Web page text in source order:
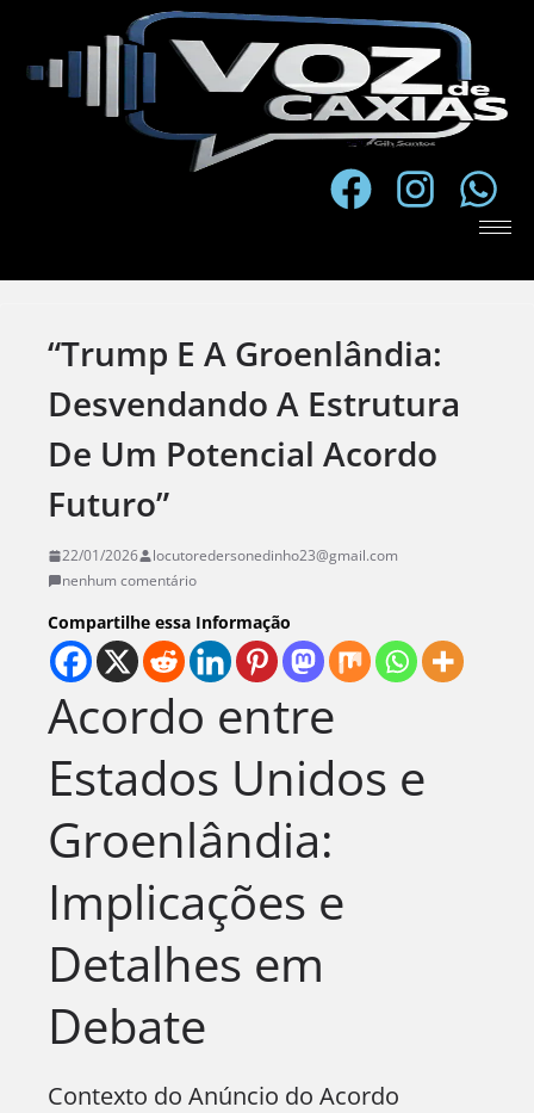
“Trump E A Groenlândia:
Desvendando A Estrutura
De Um Potencial Acordo
Futuro”
22/01/2026
locutoredersonedinho23@gmail.com
nenhum comentário
Compartilhe essa Informação
Acordo entre
Estados Unidos e
Groenlândia:
Implicações e
Detalhes em
Debate
Contexto do Anúncio do Acordo